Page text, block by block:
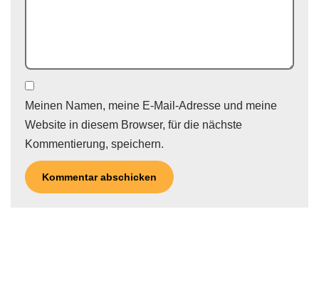
Meinen Namen, meine E-Mail-Adresse und meine
Website in diesem Browser, für die nächste
Kommentierung, speichern.